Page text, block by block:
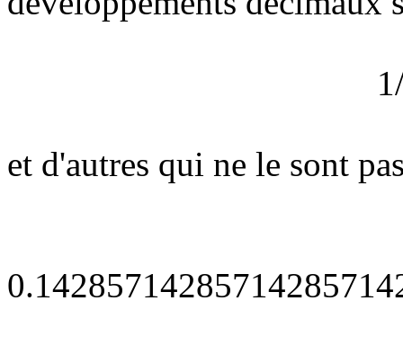
et d'autres qui ne le sont